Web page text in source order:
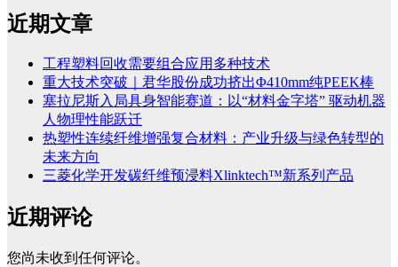
近期文章
工程塑料回收需要组合应用多种技术
重大技术突破｜君华股份成功挤出Φ410mm纯PEEK棒
塞拉尼斯入局具身智能赛道：以“材料金字塔” 驱动机器
人物理性能跃迁
热塑性连续纤维增强复合材料：产业升级与绿色转型的
未来方向
三菱化学开发碳纤维预浸料Xlinktech™新系列产品
近期评论
您尚未收到任何评论。